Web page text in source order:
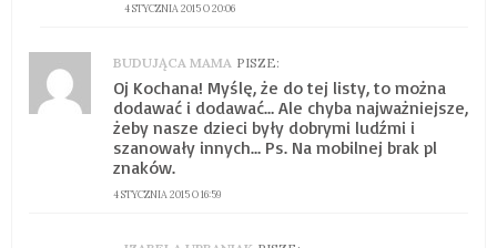
4 STYCZNIA 2015 O 20:06
BUDUJĄCA MAMA PISZE:
4 STYCZNIA 2015 O 16:59
Oj Kochana! Myślę, że do tej listy, to można
dodawać i dodawać… Ale chyba najważniejsze,
żeby nasze dzieci były dobrymi ludźmi i
szanowały innych… Ps. Na mobilnej brak pl
znaków.